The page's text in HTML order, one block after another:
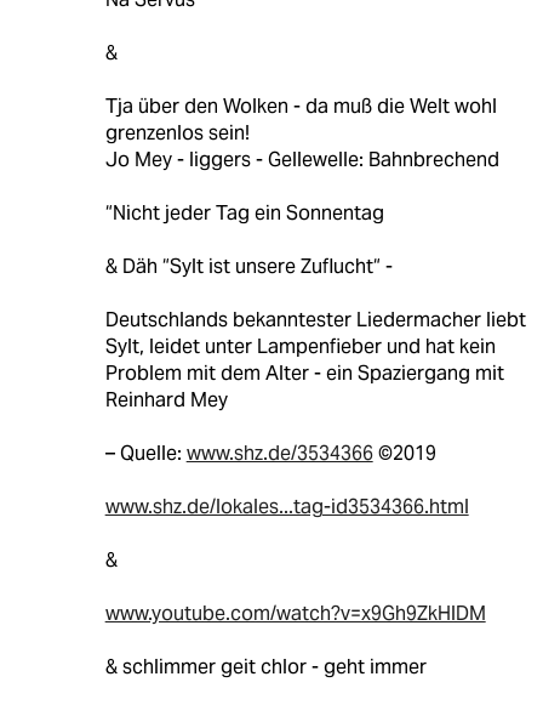
&
Tja über den Wolken - da muß die Welt wohl
grenzenlos sein!
Jo Mey - liggers - Gellewelle: Bahnbrechend
“Nicht jeder Tag ein Sonnentag
& Däh “Sylt ist unsere Zuflucht“ -
Deutschlands bekanntester Liedermacher liebt
Sylt, leidet unter Lampenfieber und hat kein
Problem mit dem Alter - ein Spaziergang mit
Reinhard Mey
– Quelle: www.shz.de/3534366©2019
www.shz.de/lokales...tag-id3534366.html
&
www.youtube.com/watch?v=x9Gh9ZkHlDM
& schlimmer geit chlor - geht immer